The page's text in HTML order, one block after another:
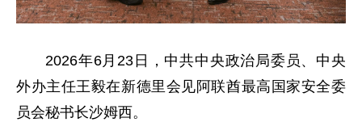
2026年6月23日，中共中央政治局委员、中央
外办主任王毅在新德里会见阿联酋最高国家安全委
员会秘书长沙姆西。